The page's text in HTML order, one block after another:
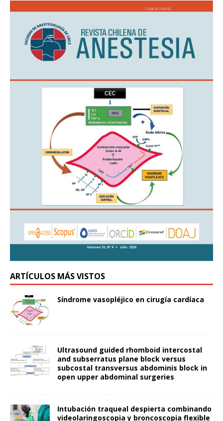
ARTÍCULOS MÁS VISTOS
Síndrome vasopléjico en cirugía cardíaca
Ultrasound guided rhomboid intercostal
and subserratus plane block versus
subcostal transversus abdominis block in
open upper abdominal surgeries
Intubación traqueal despierta combinando
videolaringoscopia y broncoscopia flexible